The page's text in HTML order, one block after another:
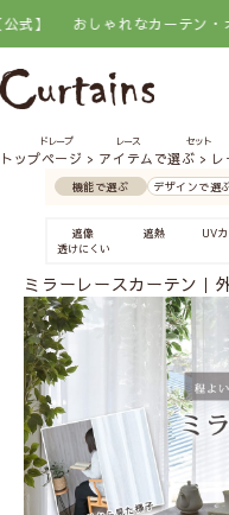
なカーテン・オーダーカーテ
ドレープ レース セット
トップページ アイテムで選ぶ
機能で選ぶ デザインで選
遮像
透けにくい
遮熱 UV
ミラーレースカーテン｜